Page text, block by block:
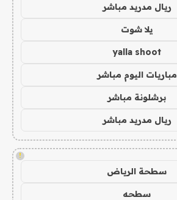
ريال مدريد مباشر
يلا شوت
yalla shoot
مباريات اليوم مباشر
برشلونة مباشر
ريال مدريد مباشر
!
سطحة الرياض
سطحه